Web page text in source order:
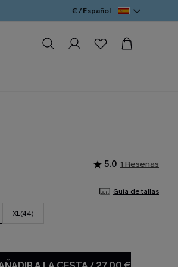
€ / Español
5.0 1 Reseñas
Guía de tallas
XL(44)